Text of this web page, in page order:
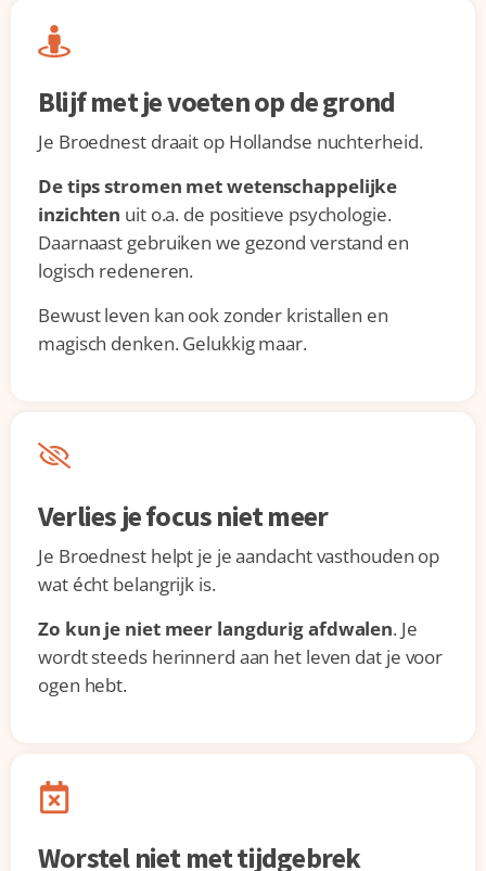
Blijf met je voeten op de grond
Je Broednest draait op Hollandse nuchterheid.
De tips stromen met wetenschappelijke
inzichten uit o.a. de positieve psychologie.
Daarnaast gebruiken we gezond verstand en
logisch redeneren.
Bewust leven kan ook zonder kristallen en
magisch denken. Gelukkig maar.
Verlies je focus niet meer
Je Broednest helpt je je aandacht vasthouden op
wat écht belangrijk is.
Zo kun je niet meer langdurig afdwalen. Je
wordt steeds herinnerd aan het leven dat je voor
ogen hebt.
Worstel niet met tijdgebrek